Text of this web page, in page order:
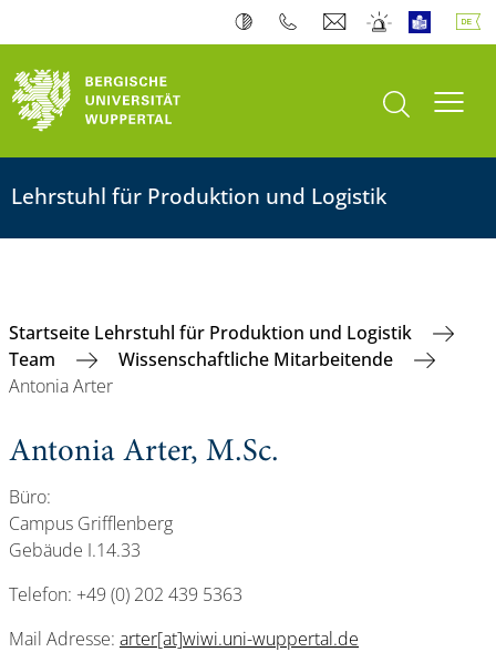
Suche öffnen
Lehrstuhl für Produktion und Logistik
Startseite Lehrstuhl für Produktion und Logistik
Team
Wissenschaftliche Mitarbeitende
Antonia Arter
Antonia Arter, M.Sc.
Büro:
Campus Grifflenberg
Gebäude I.14.33
Telefon: +49 (0) 202 439 5363
Mail Adresse: arter[at]wiwi.uni-wuppertal.de